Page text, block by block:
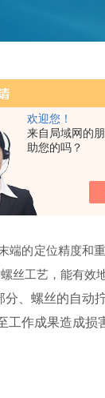
欢迎您！
来自局域网的
助您的吗？
丝机的
间：2017-02-
的定位精度
工艺，能有效
、螺丝的自
作成果造成损